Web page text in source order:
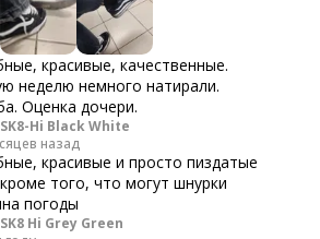
красивые, качественные.
неделю немного натирали.
Оценка дочери.
Hi Black White
назад
красивые и просто пиздатые
того, что могут шнурки
погоды
Hi Grey Green